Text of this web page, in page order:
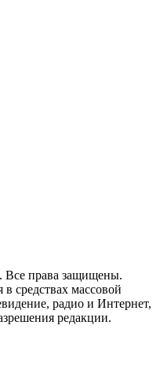
права защищены.
средствах массовой
радио и Интернет,
редакции.